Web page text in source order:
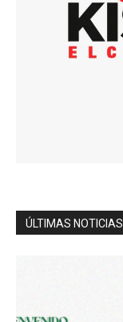
ÚLTIMAS NOTICIAS